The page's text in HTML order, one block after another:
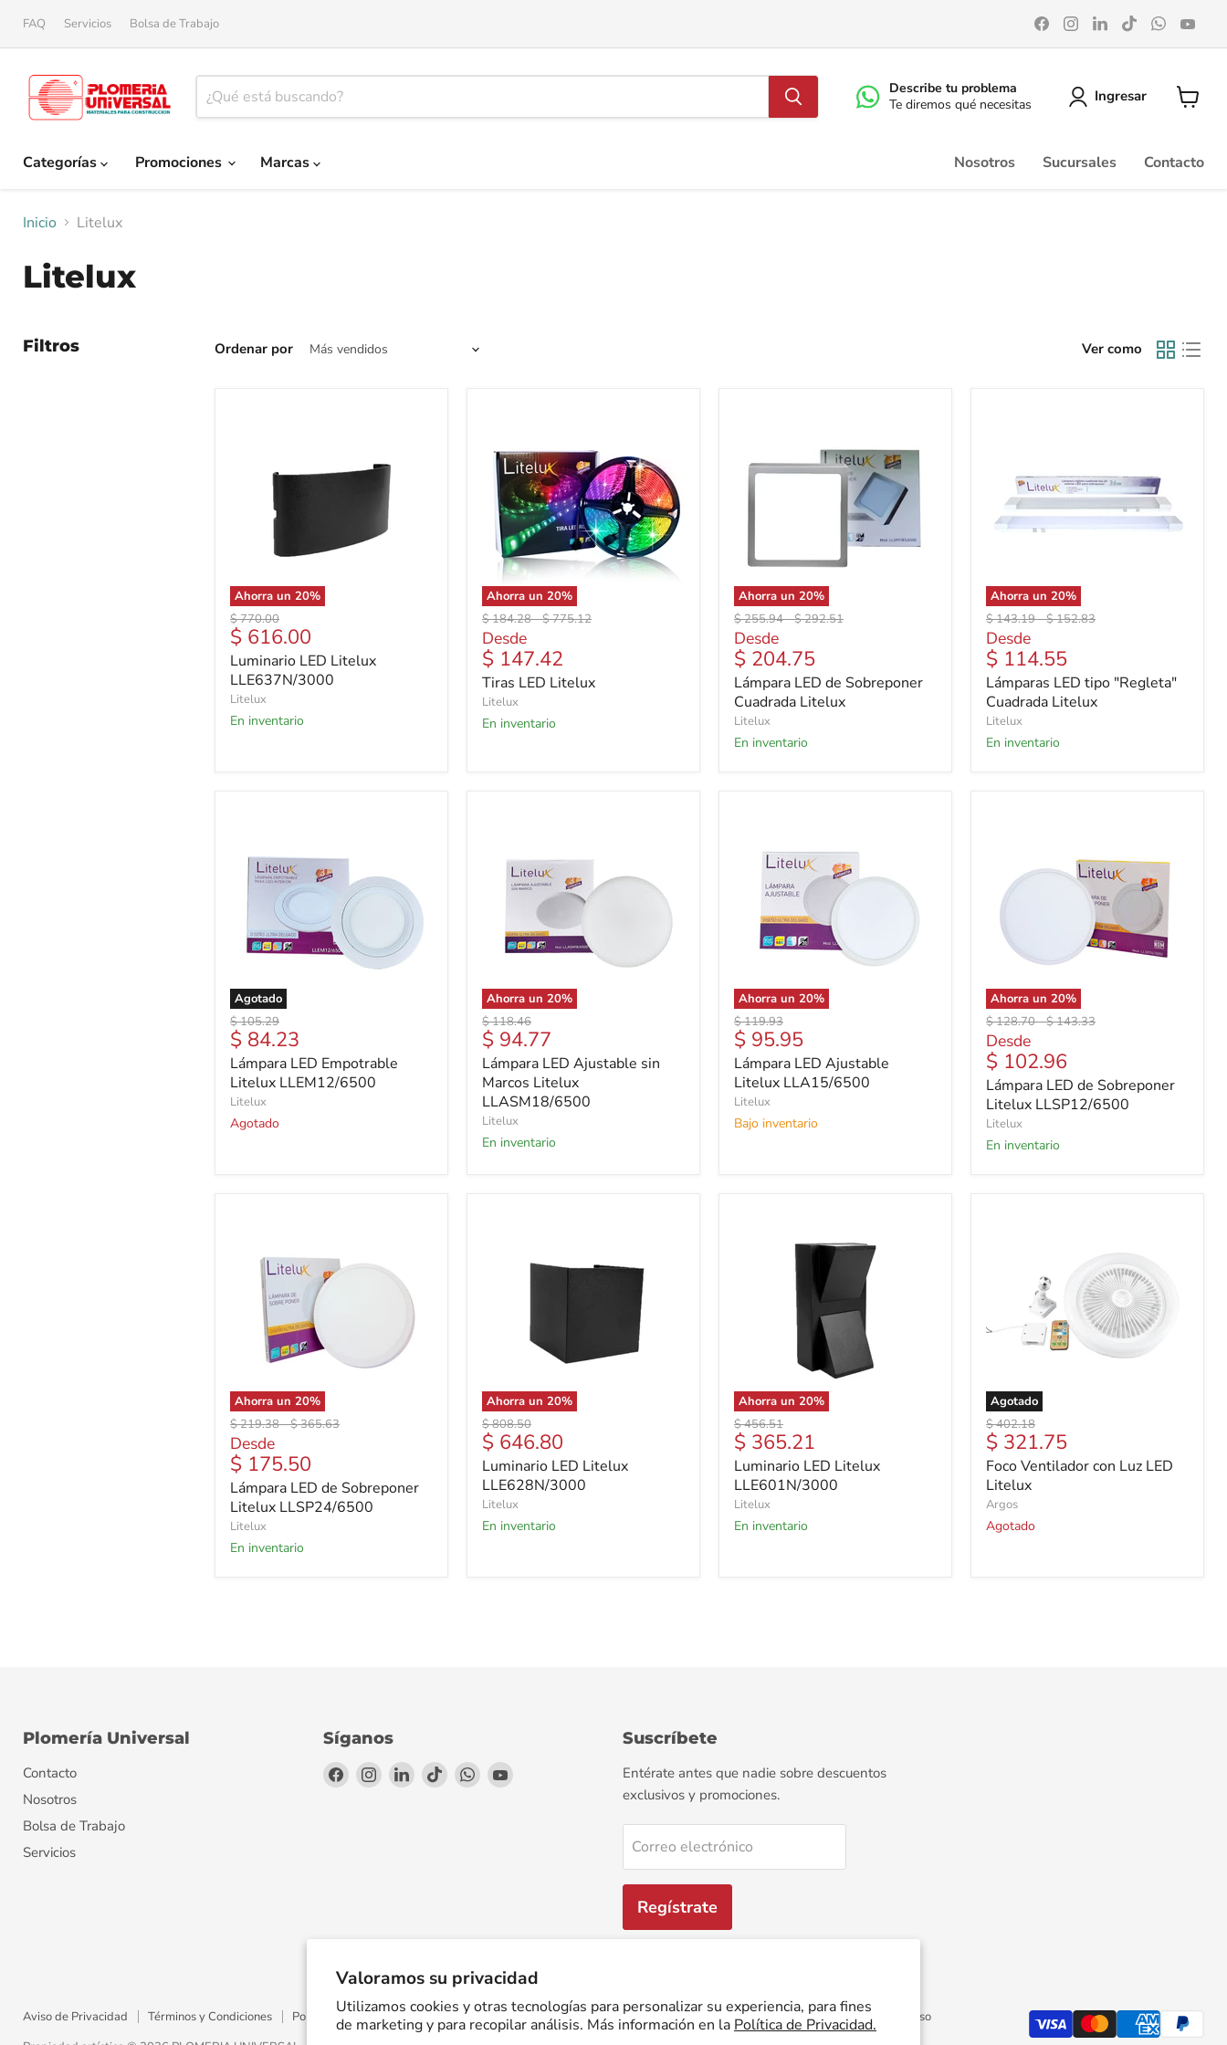
Valoramos su privacidad
Utilizamos cookies y otras tecnologías para personalizar su experiencia, para fines
de marketing y para recopilar análisis. Más información en la Política de Privacidad.
FAQ Servicios Bolsa de Trabajo
Encuéntrenos
en
Facebook
Encuéntrenos
en
Instagram
Encuéntrenos
en
LinkedIn
Encuéntrenos
en
TikTok
en
Describe tu problema
Te diremos qué necesitas
Ingresar
Categorías
Promociones Marcas Nosotros Sucursales Contacto
Inicio Litelux
Litelux
Filtros Ordenar por Ver como
Ahorra un 20%
Precio
original
$ 770.00
Precio
actual
$ 616.00
Luminario LED Litelux
LLE637N/3000
Litelux
En inventario
Ahorra un 20%
Precio
original
$ 184.28-Precio
$ 775.12
Desde
$ 147.42
Tiras LED Litelux
Litelux
En inventario
Ahorra un 20%
Precio
original
$ 255.94-Precio
$ 292.51
Desde
$ 204.75
Lámpara LED de Sobreponer
Cuadrada Litelux
Litelux
En inventario
Ahorra un 20%
Precio
original
$ 143.19-Precio
$ 152.83
Desde
$ 114.55
Lámparas LED tipo "Regleta"
Cuadrada Litelux
Litelux
En inventario
Agotado
Precio
original
$ 105.29
Precio
actual
$ 84.23
Lámpara LED Empotrable
Litelux LLEM12/6500
Litelux
Agotado
Ahorra un 20%
Precio
original
$ 118.46
Precio
actual
$ 94.77
Lámpara LED Ajustable sin
Marcos Litelux
LLASM18/6500
Litelux
En inventario
Ahorra un 20%
Precio
original
$ 119.93
Precio
actual
$ 95.95
Lámpara LED Ajustable
Litelux LLA15/6500
Litelux
Bajo inventario
Ahorra un 20%
Precio
original
$ 128.70-Precio
$ 143.33
Desde
$ 102.96
Lámpara LED de Sobreponer
Litelux LLSP12/6500
Litelux
En inventario
Ahorra un 20%
Precio
original
$ 219.38-Precio
$ 365.63
Desde
$ 175.50
Lámpara LED de Sobreponer
Litelux LLSP24/6500
Litelux
En inventario
Ahorra un 20%
Precio
original
$ 808.50
Precio
actual
$ 646.80
Luminario LED Litelux
LLE628N/3000
Litelux
En inventario
Ahorra un 20%
Precio
original
$ 456.51
Precio
actual
$ 365.21
Luminario LED Litelux
LLE601N/3000
Litelux
En inventario
Agotado
Precio
original
$ 402.18
Precio
actual
$ 321.75
Foco Ventilador con Luz LED
Litelux
Argos
Agotado
Plomería Universal
Contacto
Nosotros
Bolsa de Trabajo
Servicios
Síganos
Encuéntrenos
Encuéntrenos
Encuéntrenos
Encuéntrenos
Encuéntrenos
Encuéntrenos
Suscríbete
Entérate antes que nadie sobre descuentos
exclusivos y promociones.
Correo electrónico
Regístrate
Aviso de Privacidad Términos y Condiciones Política de Envíos Facturación Electrónica Preguntas Frecuentes Términos del servicio
Política de reembolso